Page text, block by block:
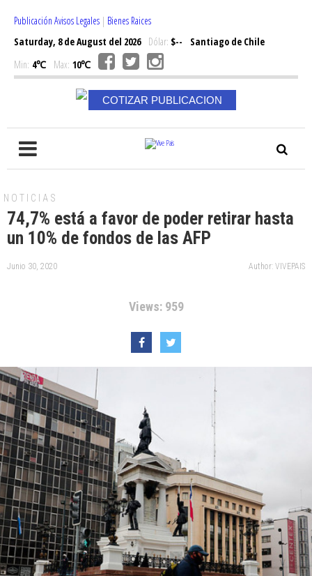
Publicación Avisos Legales | Bienes Raices
Saturday, 8 de August del 2026Dólar: $--
Santiago de Chile
Min: 4℃ Max: 10℃
COTIZAR PUBLICACION
NOTICIAS
74,7% está a favor de poder retirar hasta
un 10% de fondos de las AFP
Junio 30, 2020 Author: VIVEPAIS
Views: 959